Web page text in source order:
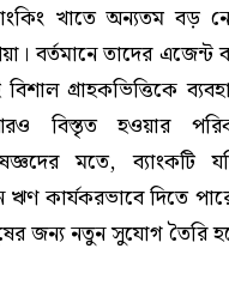
খাতে অন্যতম বড়
বর্তমানে তাদের এজেন্ট
গ্রাহকভিত্তিকে
বিস্তৃত হওয়ার
মতে, ব্যাংকটি
ঋণ কার্যকরভাবে দিতে
জন্য নতুন সুযোগ তৈরি